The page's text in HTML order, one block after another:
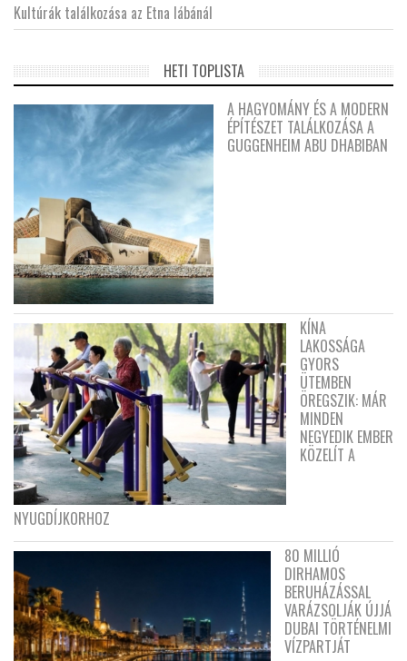
Kultúrák találkozása az Etna lábánál
HETI TOPLISTA
A HAGYOMÁNY ÉS A MODERN
ÉPÍTÉSZET TALÁLKOZÁSA A
GUGGENHEIM ABU DHABIBAN
KÍNA
LAKOSSÁGA
GYORS
ÜTEMBEN
ÖREGSZIK: MÁR
MINDEN
NEGYEDIK EMBER
KÖZELÍT A
NYUGDÍJKORHOZ
80 MILLIÓ
DIRHAMOS
BERUHÁZÁSSAL
VARÁZSOLJÁK ÚJJÁ
DUBAI TÖRTÉNELMI
VÍZPARTJÁT